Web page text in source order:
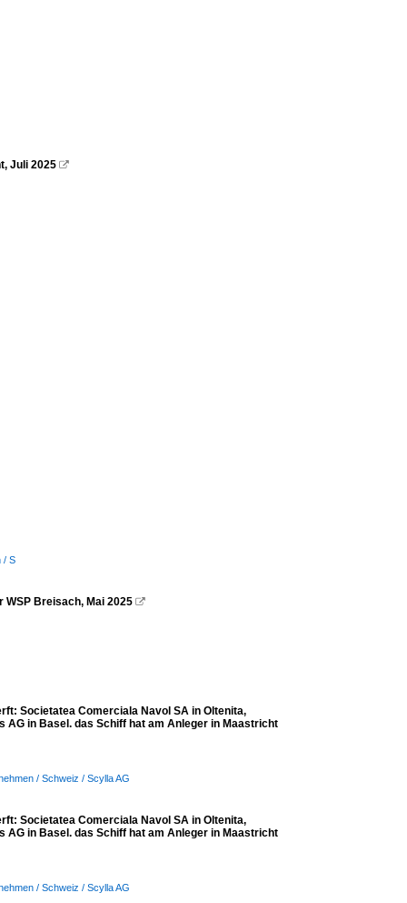
Juli 2025 
/ S
WSP Breisach, Mai 2025 
Societatea Comerciala Navol SA in Oltenita,
in Basel. das Schiff hat am Anleger in Maastricht
/ Schweiz / Scylla AG
Societatea Comerciala Navol SA in Oltenita,
in Basel. das Schiff hat am Anleger in Maastricht
/ Schweiz / Scylla AG